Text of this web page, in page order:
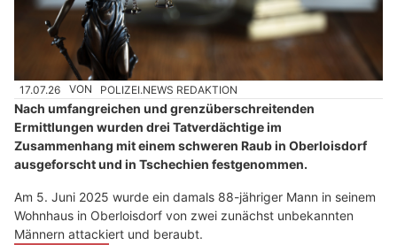
17.07.26 VON POLIZEI.NEWS REDAKTION
Nach umfangreichen und grenzüberschreitenden
Ermittlungen wurden drei Tatverdächtige im
Zusammenhang mit einem schweren Raub in Oberloisdorf
ausgeforscht und in Tschechien festgenommen.
Am 5. Juni 2025 wurde ein damals 88-jähriger Mann in seinem
Wohnhaus in Oberloisdorf von zwei zunächst unbekannten
Männern attackiert und beraubt.